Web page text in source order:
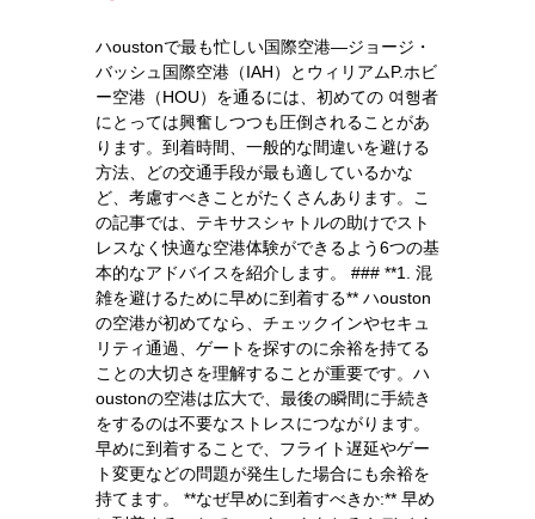
ハoustonで最も忙しい国際空港—ジョージ・
バッシュ国際空港（IAH）とウィリアムP.ホビ
ー空港（HOU）を通るには、初めての 여행者
にとっては興奮しつつも圧倒されることがあ
ります。到着時間、一般的な間違いを避ける
方法、どの交通手段が最も適しているかな
ど、考慮すべきことがたくさんあります。こ
の記事では、テキサスシャトルの助けでスト
レスなく快適な空港体験ができるよう6つの基
本的なアドバイスを紹介します。 ### **1. 混
雑を避けるために早めに到着する** ハouston
の空港が初めてなら、チェックインやセキュ
リティ通過、ゲートを探すのに余裕を持てる
ことの大切さを理解することが重要です。ハ
oustonの空港は広大で、最後の瞬間に手続き
をするのは不要なストレスにつながります。
早めに到着することで、フライト遅延やゲー
ト変更などの問題が発生した場合にも余裕を
持てます。 **なぜ早めに到着すべきか:** 早め